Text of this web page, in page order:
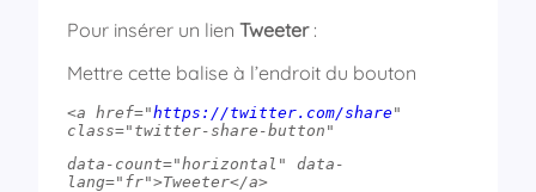
Pour insérer un lien Tweeter:
Mettre cette balise à l’endroit du bouton
<a href="https://twitter.com/share"
class="twitter-share-button"
data-count="horizontal" data-
lang="fr">Tweeter</a>